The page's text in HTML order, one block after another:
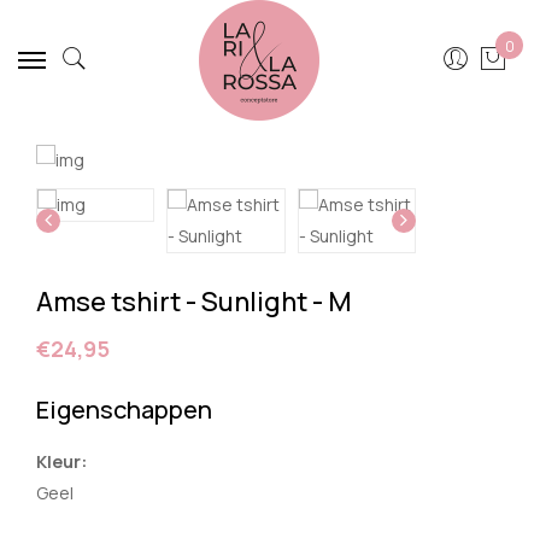
0
Amse tshirt - Sunlight - M
€24,95
Eigenschappen
Kleur:
Geel